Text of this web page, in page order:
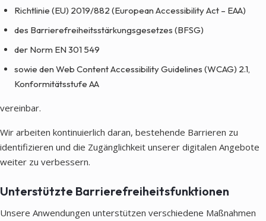
Richtlinie (EU) 2019/882 (European Accessibility Act – EAA)
des Barrierefreiheitsstärkungsgesetzes (BFSG)
der Norm EN 301 549
sowie den Web Content Accessibility Guidelines (WCAG) 2.1,
Konformitätsstufe AA
vereinbar.
Wir arbeiten kontinuierlich daran, bestehende Barrieren zu
identifizieren und die Zugänglichkeit unserer digitalen Angebote
weiter zu verbessern.
Unterstützte Barrierefreiheitsfunktionen
Unsere Anwendungen unterstützen verschiedene Maßnahmen